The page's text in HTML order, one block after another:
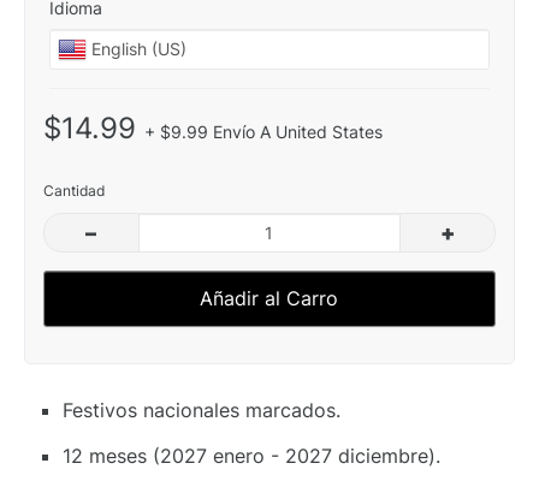
Idioma
$14.99 + $9.99 Envío A United States
Cantidad
– +
Añadir al Carro
Festivos nacionales marcados.
12 meses (2027 enero - 2027 diciembre).